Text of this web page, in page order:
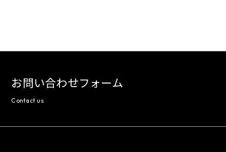
お問い合わせフォーム
Contact us